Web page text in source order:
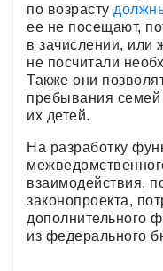
по возрасту
ее не посещают,
в зачислении, или
не посчитали
Также они
пребывания семей
их детей.
На разработку
взаимодействия,
законопроекта,
дополнительного
из федерального